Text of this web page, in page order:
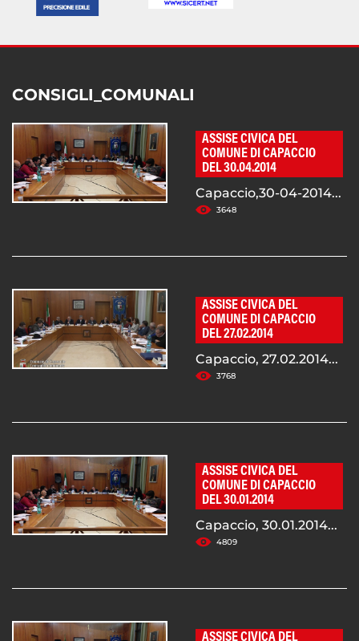
CONSIGLI_COMUNALI
ASSISE CIVICA DEL
COMUNE DI CAPACCIO
DEL 30.04.2014
Capaccio,30-04-2014...
3648
ASSISE CIVICA DEL
COMUNE DI CAPACCIO
DEL 27.02.2014
Capaccio, 27.02.2014...
3768
ASSISE CIVICA DEL
COMUNE DI CAPACCIO
DEL 30.01.2014
Capaccio, 30.01.2014...
4809
ASSISE CIVICA DEL